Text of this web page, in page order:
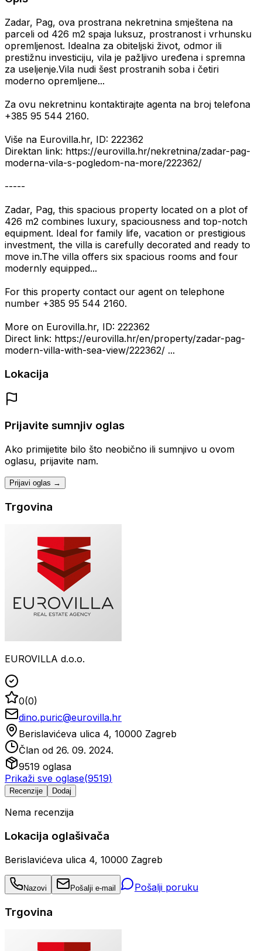
Zadar, Pag, ova prostrana nekretnina smještena na
parceli od 426 m2 spaja luksuz, prostranost i vrhunsku
opremljenost. Idealna za obiteljski život, odmor ili
prestižnu investiciju, vila je pažljivo uređena i spremna
za useljenje.Vila nudi šest prostranih soba i četiri
moderno opremljene...
Za ovu nekretninu kontaktirajte agenta na broj telefona
+385 95 544 2160.
Više na Eurovilla.hr, ID: 222362
Direktan link: https://eurovilla.hr/nekretnina/zadar-pag-
moderna-vila-s-pogledom-na-more/222362/
-----
Zadar, Pag, this spacious property located on a plot of
426 m2 combines luxury, spaciousness and top-notch
equipment. Ideal for family life, vacation or prestigious
investment, the villa is carefully decorated and ready to
move in.The villa offers six spacious rooms and four
modernly equipped...
For this property contact our agent on telephone
number +385 95 544 2160.
More on Eurovilla.hr, ID: 222362
Direct link: https://eurovilla.hr/en/property/zadar-pag-
modern-villa-with-sea-view/222362/ ...
Lokacija
Prijavite sumnjiv oglas
Ako primijetite bilo što neobično ili sumnjivo u ovom
oglasu, prijavite nam.
Prijavi oglas →
Trgovina
EUROVILLA d.o.o.
0(0)
dino.puric@eurovilla.hr
Berislavićeva ulica 4, 10000 Zagreb
Član od 26. 09. 2024.
9519 oglasa
Prikaži sve oglase(9519)
Recenzije Dodaj
Nema recenzija
Lokacija oglašivača
Berislavićeva ulica 4, 10000 Zagreb
Nazovi Pošalji e-mail Pošalji poruku
Trgovina